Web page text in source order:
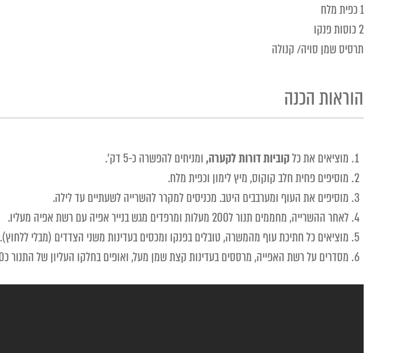
1 כפית מלח
2 כוסות פנקו
תרסיס שמן סויה/ קנולה
הוראות הכנה
מוציאים את כלקוביות דורות לקערה,ומניחים להפשרה כ-5 דק'.
מוסיפים פחית חלב קוקוס, מיץ לימון וכפית מלח.
מוסיפים את העוף ומערבבים היטב. מכניסים למקרר להשרייה לשעתיים עד לילה.
לאחר ההשרייה, מחממים תנור ל200 מעלות ומרפדים מגש בנייר אפיה עם רשת אפיה מעליו.
מוציאים כל חתיכת עוף מהמשרה, טובלים בפנקו ומכסים בעדינות משני הצדדים (מבלי ללחוץ).
מסדרים על רשת האפייה, מרססים בעדינות קצת שמן מעל, ואופים בחלקו העליון של התנור כ15-20 דק' עד שהפירורים מזהיבים.